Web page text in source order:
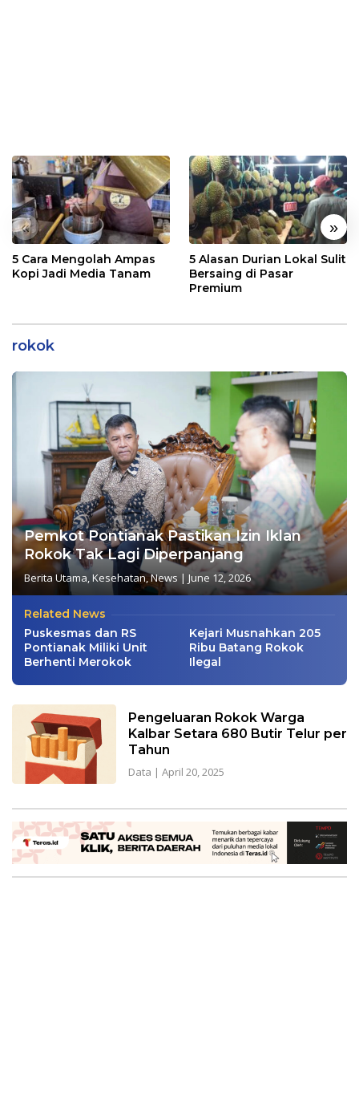
« »
5 Cara Mengolah Ampas
Kopi Jadi Media Tanam
5 Alasan Durian Lokal Sulit
Bersaing di Pasar
Premium
rokok
Pemkot Pontianak Pastikan Izin Iklan
Rokok Tak Lagi Diperpanjang
Berita Utama,Kesehatan,News | June 12, 2026
Related News
Puskesmas dan RS
Pontianak Miliki Unit
Berhenti Merokok
Kejari Musnahkan 205
Ribu Batang Rokok
Ilegal
Pengeluaran Rokok Warga
Kalbar Setara 680 Butir Telur per
Tahun
Data | April 20, 2025